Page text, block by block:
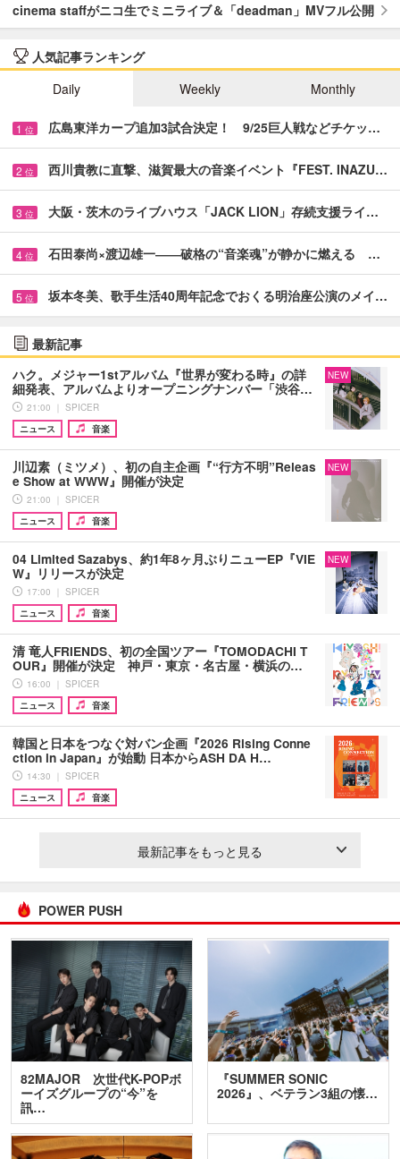
cinema staffがニコ生でミニライブ＆「deadman」MVフル公開
人気記事ランキング
Daily
Weekly Monthly
1 位 広島東洋カープ追加3試合決定！ 9/25巨人戦などチケッ…
2 位 西川貴教に直撃、滋賀最大の音楽イベント『FEST. INAZU…
3 位 大阪・茨木のライブハウス「JACK LION」存続支援ライ…
4 位 石田泰尚×渡辺雄一――破格の“音楽魂”が静かに燃える …
5 位 坂本冬美、歌手生活40周年記念でおくる明治座公演のメイ…
最新記事
ハク。メジャー1stアルバム『世界が変わる時』の詳
細発表、アルバムよりオープニングナンバー「渋谷…
21:00 ｜ SPICER
ニュース
音楽
NEW
川辺素（ミツメ）、初の自主企画『“行方不明”Releas
e Show at WWW』開催が決定
21:00 ｜ SPICER
ニュース
音楽
NEW
04 Limited Sazabys、約1年8ヶ月ぶりニューEP『VIE
W』リリースが決定
17:00 ｜ SPICER
ニュース
音楽
NEW
清 竜人FRIENDS、初の全国ツアー『TOMODACHI T
OUR』開催が決定 神戸・東京・名古屋・横浜の…
16:00 ｜ SPICER
ニュース
音楽
韓国と日本をつなぐ対バン企画『2026 Rising Conne
ction in Japan』が始動 日本からASH DA H…
14:30 ｜ SPICER
ニュース
音楽
最新記事をもっと見る
POWER PUSH
82MAJOR 次世代K-POPボ
ーイズグループの“今”を
訊…
『SUMMER SONIC
2026』、ベテラン3組の懐…